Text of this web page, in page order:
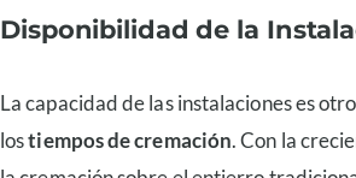
Disponibilidad de la
La capacidad de las instalaciones es
lostiempos de cremación. Con la